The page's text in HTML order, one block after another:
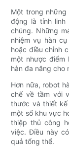
Một trong
động là tính
chúng. Những
nhiệm vụ hàn
hoặc điều chỉnh
một nhược
hàn đa năng cho
Hơn nữa, robot
chế về tầm với
thước và thiết
một số khu vực
thiệp thủ công
việc. Điều này
quả tổng thể.